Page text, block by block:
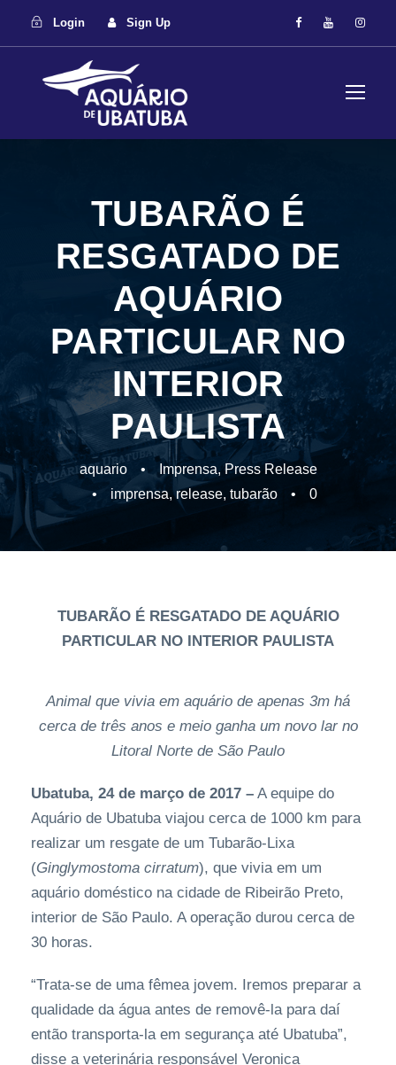
Login Sign Up
TUBARÃO É
RESGATADO DE
AQUÁRIO
PARTICULAR NO
INTERIOR
PAULISTA
aquario • Imprensa, Press Release
•
imprensa, release, tubarão • 0
TUBARÃO É RESGATADO DE AQUÁRIO
PARTICULAR NO INTERIOR PAULISTA
Animal que vivia em aquário de apenas 3m há
cerca de três anos e meio ganha um novo lar no
Litoral Norte de São Paulo
Ubatuba, 24 de março de 2017 – A equipe do
Aquário de Ubatuba viajou cerca de 1000 km para
realizar um resgate de um Tubarão-Lixa
(Ginglymostoma cirratum), que vivia em um
aquário doméstico na cidade de Ribeirão Preto,
interior de São Paulo. A operação durou cerca de
30 horas.
“Trata-se de uma fêmea jovem. Iremos preparar a
qualidade da água antes de removê-la para daí
então transporta-la em segurança até Ubatuba”,
disse a veterinária responsável Veronica